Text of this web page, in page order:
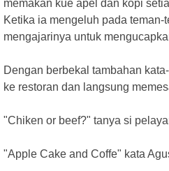
memakan kue apel dan kopi
Ketika ia mengeluh pada teman-
mengajarinya untuk
Dengan berbekal tambahan
ke restoran dan langsung
"Chiken or beef?" tanya si
"Apple Cake and Coffe" kata